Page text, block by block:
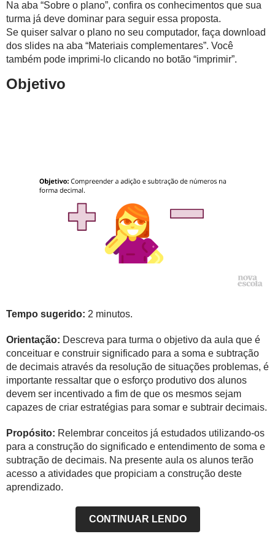
Na aba “Sobre o plano”, confira os conhecimentos que sua
turma já deve dominar para seguir essa proposta.
Se quiser salvar o plano no seu computador, faça download
dos slides na aba “Materiais complementares”. Você
também pode imprimi-lo clicando no botão “imprimir”.
Objetivo
Tempo sugerido: 2 minutos.
Orientação: Descreva para turma o objetivo da aula que é
conceituar e construir significado para a soma e subtração
de decimais através da resolução de situações problemas, é
importante ressaltar que o esforço produtivo dos alunos
devem ser incentivado a fim de que os mesmos sejam
capazes de criar estratégias para somar e subtrair decimais.
Propósito: Relembrar conceitos já estudados utilizando-os
para a construção do significado e entendimento de soma e
subtração de decimais. Na presente aula os alunos terão
acesso a atividades que propiciam a construção deste
aprendizado.
CONTINUAR LENDO